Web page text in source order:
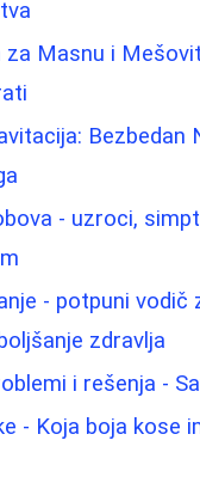
za Masnu i
Bezbedan
- uzroci,
- potpuni vodič
zdravlja
i rešenja -
- Koja boja kose